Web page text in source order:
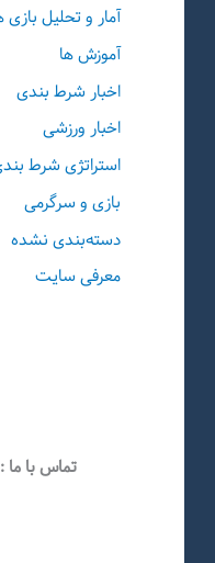
آمار و تحلیل بازی
آموزش ها
اخبار شرط بندی
اخبار ورزشی
استراتژی شرط
بازی و سرگرمی
دسته‌بندی نشده
معرفی سایت
تماس با ما :